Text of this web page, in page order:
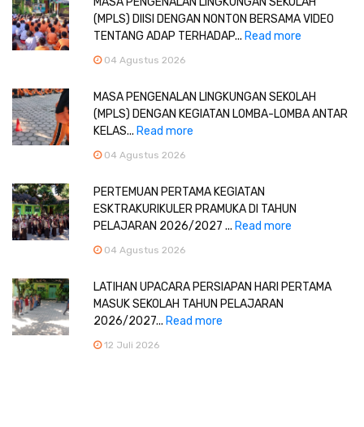
(MPLS) DIISI DENGAN NONTON BERSAMA VIDEO
TENTANG ADAP TERHADAP... Read more
04 Agustus 2026
MASA PENGENALAN LINGKUNGAN SEKOLAH
(MPLS) DENGAN KEGIATAN LOMBA-LOMBA ANTAR
KELAS... Read more
04 Agustus 2026
PERTEMUAN PERTAMA KEGIATAN
ESKTRAKURIKULER PRAMUKA DI TAHUN
PELAJARAN 2026/2027 ... Read more
04 Agustus 2026
LATIHAN UPACARA PERSIAPAN HARI PERTAMA
MASUK SEKOLAH TAHUN PELAJARAN
2026/2027... Read more
12 Juli 2026